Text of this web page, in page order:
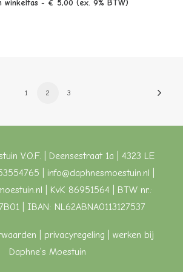
winkeltas - € 5,00 (ex. 9% BTW)
1 2 3
V.O.F. | Deensestraat 1a | 4323 LE
| info@daphnesmoestuin.nl
| KvK 86951564 | BTW nr.:
| IBAN: NL62ABNA0113127537
| privacyregeling | werken bij
Daphne’s Moestuin